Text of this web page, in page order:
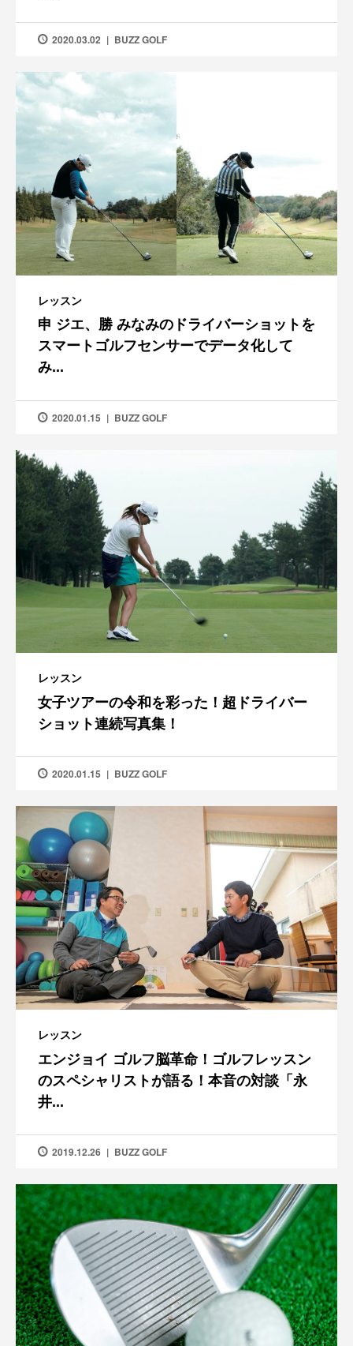
2020.03.02 BUZZ GOLF
レッスン
申 ジエ、勝 みなみのドライバーショットを
スマートゴルフセンサーでデータ化して
み...
2020.01.15 BUZZ GOLF
レッスン
女子ツアーの令和を彩った！超ドライバー
ショット連続写真集！
2020.01.15 BUZZ GOLF
レッスン
エンジョイ ゴルフ脳革命！ゴルフレッスン
のスペシャリストが語る！本音の対談「永
井...
2019.12.26 BUZZ GOLF